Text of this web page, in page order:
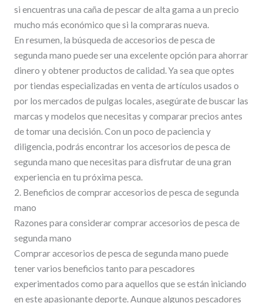
si encuentras una caña de pescar de alta gama a un precio
mucho más económico que si la compraras nueva.
En resumen, la búsqueda de accesorios de pesca de
segunda mano puede ser una excelente opción para ahorrar
dinero y obtener productos de calidad. Ya sea que optes
por tiendas especializadas en venta de artículos usados o
por los mercados de pulgas locales, asegúrate de buscar las
marcas y modelos que necesitas y comparar precios antes
de tomar una decisión. Con un poco de paciencia y
diligencia, podrás encontrar los accesorios de pesca de
segunda mano que necesitas para disfrutar de una gran
experiencia en tu próxima pesca.
2. Beneficios de comprar accesorios de pesca de segunda
mano
Razones para considerar comprar accesorios de pesca de
segunda mano
Comprar accesorios de pesca de segunda mano puede
tener varios beneficios tanto para pescadores
experimentados como para aquellos que se están iniciando
en este apasionante deporte. Aunque algunos pescadores